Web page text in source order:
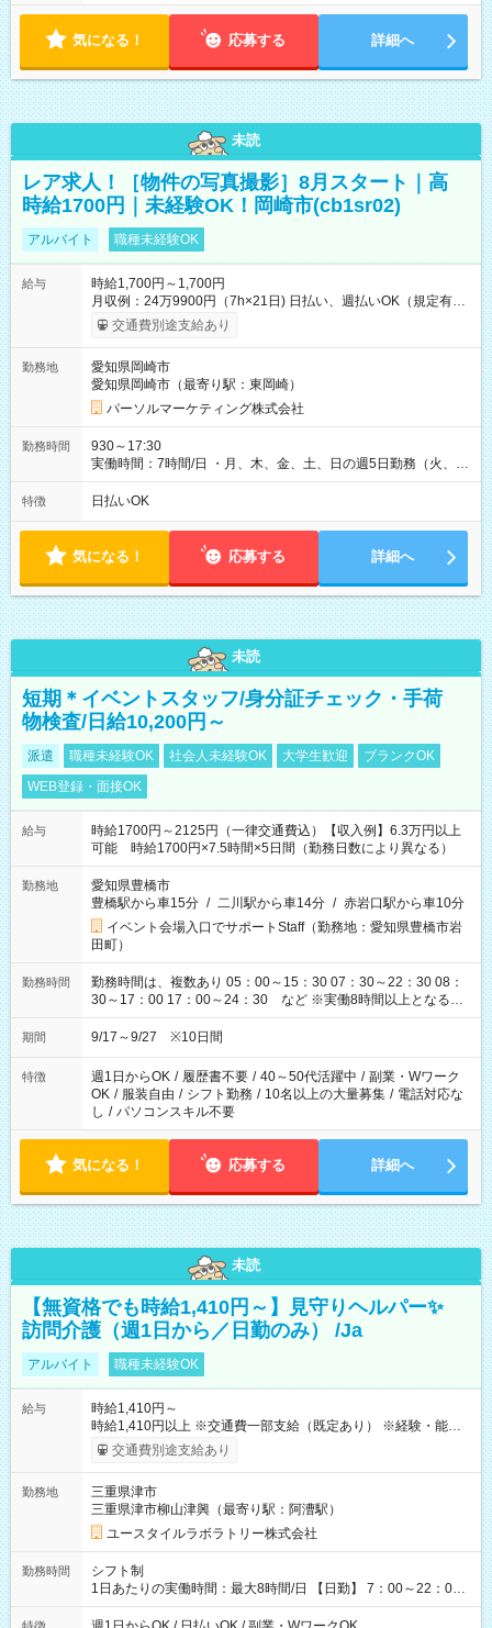
気になる！ 応募する 詳細へ
未読
レア求人！［物件の写真撮影］8月スタート｜高
時給1700円｜未経験OK！岡崎市(cb1sr02)
アルバイト 職種未経験OK
給与
時給1,700円～1,700円
月収例：24万9900円（7h×21日) 日払い、週払いOK（規定有
り） 【試用期間】試用期間なし
交通費別途支給あり
勤務地
愛知県岡崎市
愛知県岡崎市（最寄り駅：東岡崎）
パーソルマーケティング株式会社
勤務時間
930～17:30
実働時間：7時間/日 ・月、木、金、土、日の週5日勤務（火、水
は固定休です／夏季、年末年始等、長期休暇有り！） ・ワンシ
フト！ 残業ほぼナシ（0～5h/月）
特徴 日払いOK
気になる！ 応募する 詳細へ
未読
短期＊イベントスタッフ/身分証チェック・手荷
物検査/日給10,200円～
派遣 職種未経験OK 社会人未経験OK 大学生歓迎
ブランクOK
WEB登録・面接OK
給与
時給1700円～2125円（一律交通費込）【収入例】6.3万円以上
可能 時給1700円×7.5時間×5日間（勤務日数により異なる）
勤務地
愛知県豊橋市
豊橋駅から車15分 / 二川駅から車14分 / 赤岩口駅から車10分
イベント会場入口でサポートStaff（勤務地：愛知県豊橋市岩
田町）
勤務時間
勤務時間は、複数あり 05：00～15：30 07：30～22：30 08：
30～17：00 17：00～24：30 など ※実働8時間以上となる勤
務もあります。 【休憩】60分+他休憩あり 交替で取得します。
安全面に配慮しこまめな休憩があります。
期間 9/17～9/27 ※10日間
特徴 週1日からOK / 履歴書不要 / 40～50代活躍中 / 副業・Wワーク
OK / 服装自由 / シフト勤務 / 10名以上の大量募集 / 電話対応な
し / パソコンスキル不要
気になる！ 応募する 詳細へ
未読
【無資格でも時給1,410円～】見守りヘルパー✨
訪問介護（週1日から／日勤のみ） /Ja
アルバイト 職種未経験OK
給与
時給1,410円～
時給1,410円以上 ※交通費一部支給（既定あり） ※経験・能力を
考慮して決定します 【収入例】 週1回勤務の場合：1,410円×8時
間×4回=4万5,120円 週3回勤務の場合：1,410円×8時間×12回
5,600円 【試用期間】試用期間あり 試用期間の長さ：2ヶ月
※ 雇用形態と給与に、本採用時と異なる部分があります。 雇用
形態：本採用時と同じです。 給与：時給 1,090円以上
交通費別途支給あり
勤務地
三重県津市
三重県津市柳山津興（最寄り駅：阿漕駅）
ユースタイルラボラトリー株式会社
勤務時間
シフト制
1日あたりの実働時間：最大8時間/日 【日勤】 7：00～22：00
の間で8時間勤務（休憩時間は法定通り） ※週1日～OK ／ 夜勤
なし ＊＊ 勤務時間例 ＊＊ ■8時から17時 ■9時から18時 ■10